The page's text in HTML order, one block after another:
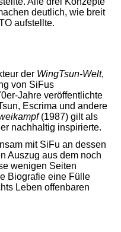
deutlich, wie breit
aufstellte.
der WingTsun-Welt,
von SiFus
Jahre veröffentlichte
Escrima und andere
(1987) gilt als
nachhaltig inspirierte.
mit SiFu an dessen
Auszug aus dem noch
wenigen Seiten
Biografie eine Fülle
Leben offenbaren